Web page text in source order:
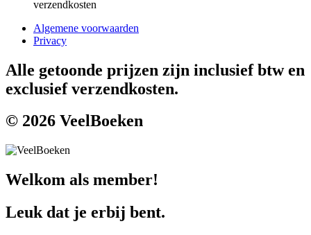
verzendkosten
Algemene voorwaarden
Privacy
Alle getoonde prijzen zijn inclusief btw en
exclusief verzendkosten.
© 2026 VeelBoeken
Welkom als member!
Leuk dat je erbij bent.